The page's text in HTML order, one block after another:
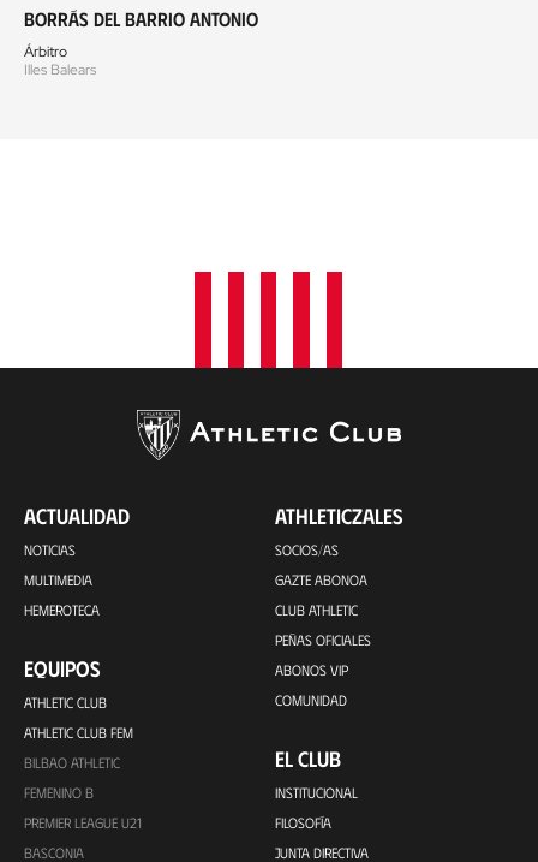
Borrás del Barrio Antonio
Árbitro
Illes Balears
ACTUALIDAD
NOTICIAS
MULTIMEDIA
HEMEROTECA
EQUIPOS
ATHLETIC CLUB
ATHLETIC CLUB FEM
BILBAO ATHLETIC
FEMENINO B
PREMIER LEAGUE U21
BASCONIA
ATHLETICZALES
SOCIOS/AS
GAZTE ABONOA
CLUB ATHLETIC
PEÑAS OFICIALES
ABONOS VIP
COMUNIDAD
EL CLUB
INSTITUCIONAL
FILOSOFÍA
JUNTA DIRECTIVA